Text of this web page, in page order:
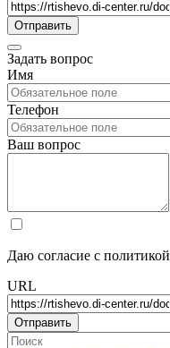
Задать вопрос
Имя
Телефон
Ваш вопрос
Даю согласие с политикой
URL